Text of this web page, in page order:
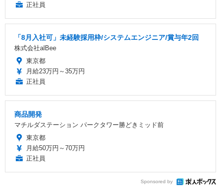
正社員
「8月入社可」未経験採用枠/システムエンジニア/賞与年2回
株式会社alBee
東京都
月給23万円～35万円
正社員
商品開発
マチルダステーション パークタワー勝どきミッド前
東京都
月給50万円～70万円
正社員
Sponsored by